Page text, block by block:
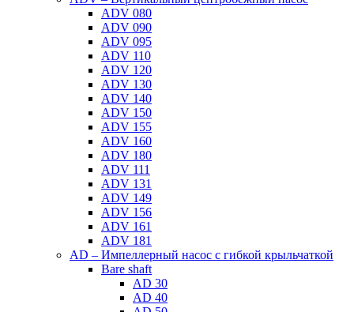
ADV 080
ADV 090
ADV 095
ADV 110
ADV 120
ADV 130
ADV 140
ADV 150
ADV 155
ADV 160
ADV 180
ADV 111
ADV 131
ADV 149
ADV 156
ADV 161
ADV 181
AD – Импеллерный насос с гибкой крыльчаткой
Bare shaft
AD 30
AD 40